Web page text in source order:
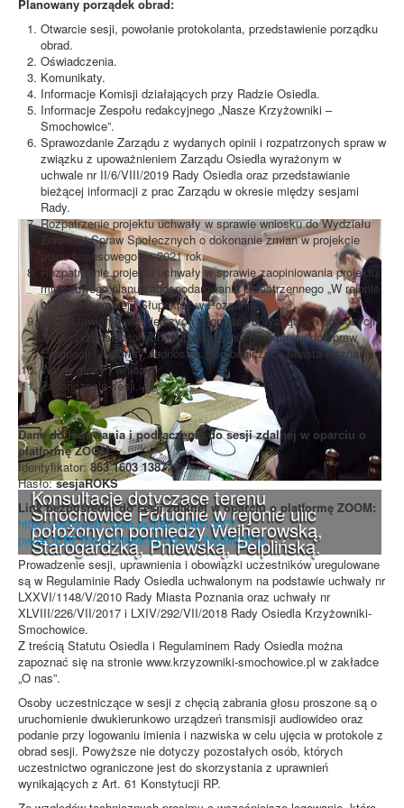
Konsultacje dotyczące terenu
Smochowice Południe w rejonie ulic
położonych pomiędzy Wejherowską,
Starogardzką, Pniewską, Pelplińską.
Planowany porządek obrad:
Otwarcie sesji, powołanie protokolanta, przedstawienie porządku
obrad.
Oświadczenia.
Komunikaty.
Informacje Komisji działających przy Radzie Osiedla.
Informacje Zespołu redakcyjnego „Nasze Krzyżowniki –
Smochowice”.
Sprawozdanie Zarządu z wydanych opinii i rozpatrzonych spraw w
związku z upoważnieniem Zarządu Osiedla wyrażonym w
uchwale nr II/6/VIII/2019 Rady Osiedla oraz przedstawianie
bieżącej informacji z prac Zarządu w okresie między sesjami
Rady.
Rozpatrzenie projektu uchwały w sprawie wniosku do Wydziału
Zdrowia i Spraw Społecznych o dokonanie zmian w projekcie
planu finansowego na 2021 rok.
Rozpatrzenie projektu uchwały w sprawie zaopiniowania projektu
miejscowego planu zagospodarowania przestrzennego „W rejonie
ulic Białoborskiej i Słupskiej” w Poznaniu.
Przedstawienie ważniejszych informacji dotyczących propozycji
zmian przedstawionych na posiedzeniu Podkomisji do spraw
Ewaluacji i Reformy Jednostek Pomocniczych Miasta Poznania.
Wolne głosy i wnioski.
Zakończenie sesji.
Dane do logowania i podłączenia do sesji zdalnej w oparciu o
platformę ZOOM:
Identyfikator:863 1603 1387
Hasło:sesjaROKS
Link bezpośredni do sesji zdalnej w oparciu o platformę ZOOM:
https://us02web.zoom.us/j/86316031387?
pwd=OERFTG1pcDhodkVzVlQ0MUNaSllrQT09
Prowadzenie sesji, uprawnienia i obowiązki uczestników uregulowane
są w Regulaminie Rady Osiedla uchwalonym na podstawie uchwały nr
LXXVI/1148/V/2010 Rady Miasta Poznania oraz uchwały nr
XLVIII/226/VII/2017 i LXIV/292/VII/2018 Rady Osiedla Krzyżowniki-
Smochowice.
Z treścią Statutu Osiedla i Regulaminem Rady Osiedla można
zapoznać się na stronie www.krzyzowniki-smochowice.pl w zakładce
„O nas”.
Osoby uczestniczące w sesji z chęcią zabrania głosu proszone są o
uruchomienie dwukierunkowo urządzeń transmisji audiowideo oraz
podanie przy logowaniu imienia i nazwiska w celu ujęcia w protokole z
obrad sesji. Powyższe nie dotyczy pozostałych osób, których
uczestnictwo ograniczone jest do skorzystania z uprawnień
wynikających z Art. 61 Konstytucji RP.